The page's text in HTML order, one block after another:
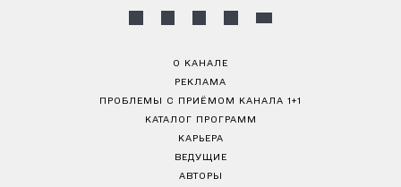
О КАНАЛЕ
РЕКЛАМА
ПРОБЛЕМЫ С ПРИЁМОМ КАНАЛА 1+1
КАТАЛОГ ПРОГРАММ
КАРЬЕРА
ВЕДУЩИЕ
АВТОРЫ